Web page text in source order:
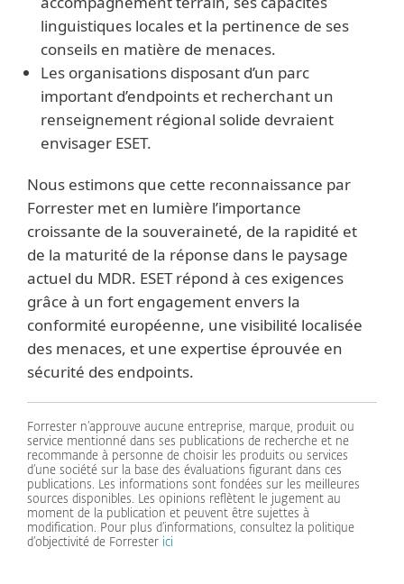
linguistiques locales et la pertinence de ses
conseils en matière de menaces.
Les organisations disposant d’un parc
important d’endpoints et recherchant un
renseignement régional solide devraient
envisager ESET.
Nous estimons que cette reconnaissance par
Forrester met en lumière l’importance
croissante de la souveraineté, de la rapidité et
de la maturité de la réponse dans le paysage
actuel du MDR. ESET répond à ces exigences
grâce à un fort engagement envers la
conformité européenne, une visibilité localisée
des menaces, et une expertise éprouvée en
sécurité des endpoints.
Forrester n’approuve aucune entreprise, marque, produit ou
service mentionné dans ses publications de recherche et ne
recommande à personne de choisir les produits ou services
d’une société sur la base des évaluations figurant dans ces
publications. Les informations sont fondées sur les meilleures
sources disponibles. Les opinions reflètent le jugement au
moment de la publication et peuvent être sujettes à
modification. Pour plus d’informations, consultez la politique
d’objectivité de Forrester ici